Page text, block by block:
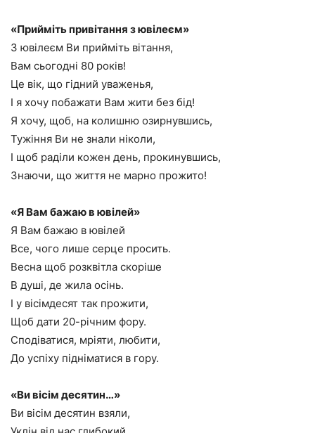
«Прийміть привітання з ювілеєм»
З ювілеєм Ви прийміть вітання,
Вам сьогодні 80 років!
Це вік, що гідний уваженья,
І я хочу побажати Вам жити без бід!
Я хочу, щоб, на колишню озирнувшись,
Тужіння Ви не знали ніколи,
І щоб раділи кожен день, прокинувшись,
Знаючи, що життя не марно прожито!
«Я Вам бажаю в ювілей»
Я Вам бажаю в ювілей
Все, чого лише серце просить.
Весна щоб розквітла скоріше
В душі, де жила осінь.
І у вісімдесят так прожити,
Щоб дати 20-річним фору.
Сподіватися, мріяти, любити,
До успіху підніматися в гору.
«Ви вісім десятин…»
Ви вісім десятин взяли,